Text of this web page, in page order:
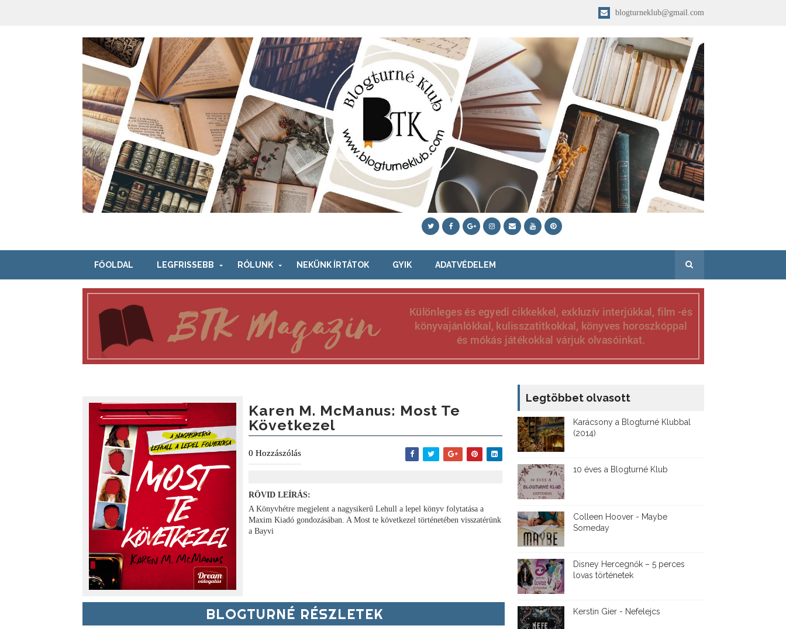
blogturneklub@gmail.com
FŐOLDAL LEGFRISSEBB RÓLUNK NEKÜNK ÍRTÁTOK GYIK ADATVÉDELEM
Karen M. McManus: Most ​te
Következel
0 Hozzászólás
RÖVID LEÍRÁS:
A Könyvhétre megjelent a nagysikerű Lehull a lepel könyv folytatása a
Maxim Kiadó gondozásában. A Most te következel történetében visszatérünk
a Bayvi
BLOGTURNÉ RÉSZLETEK
Legtöbbet olvasott
Karácsony a Blogturné Klubbal
(2014)
10 éves a Blogturné Klub
Colleen Hoover - Maybe
Someday
Disney ​Hercegnők – 5 perces
lovas történetek
Kerstin Gier - Nefelejcs